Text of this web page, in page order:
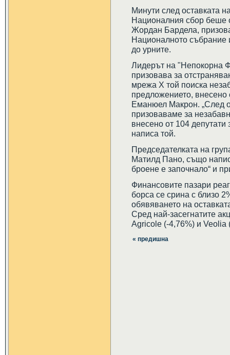
Минути след оставката
Националния сбор беше
Жордан Бардела,
Националното събрание
до урните.
Лидерът на
призовава за
мрежа X той поиска
предложението, внесено
Еманюел Макрон. „След
призоваваме за
внесено от 104
написа той.
Председателката на
Матилд Пано, също
броене е започнало“ и
Финансовите пазари
борса се срина с близо
обявяването на
Сред най-засегнатите
Agricole (-4,76%) и Veolia
« предишна